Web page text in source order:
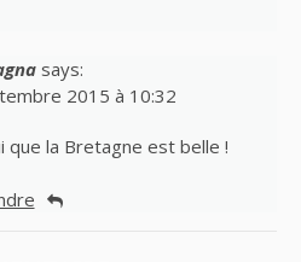
says:
2015 à 10:32
que la Bretagne est belle !